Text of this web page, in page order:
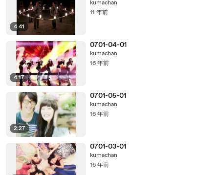
4:41
kumachan
11 年前
4:17
0701-04-01
kumachan
16 年前
2:27
0701-05-01
kumachan
16 年前
0701-03-01
kumachan
16 年前